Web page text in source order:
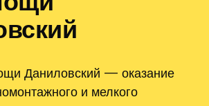
Даниловский — оказание
и мелкого